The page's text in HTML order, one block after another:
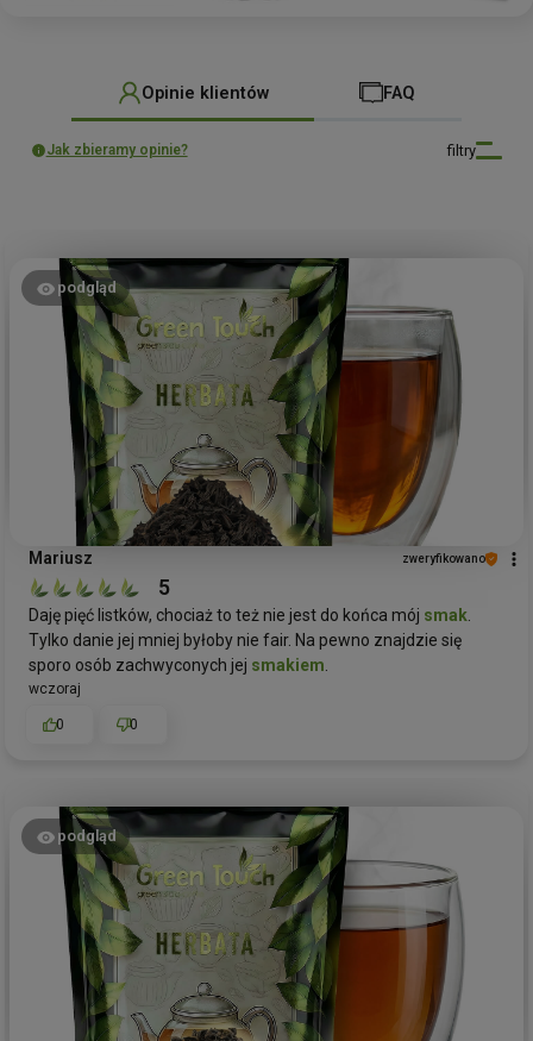
Opinie klientów FAQ
filtry
Jak zbieramy opinie?
podgląd
Mariusz zweryfikowano
5
Daję pięć listków, chociaż to też nie jest do końca mój smak.
Tylko danie jej mniej byłoby nie fair. Na pewno znajdzie się
sporo osób zachwyconych jej smakiem.
wczoraj
0 0
podgląd